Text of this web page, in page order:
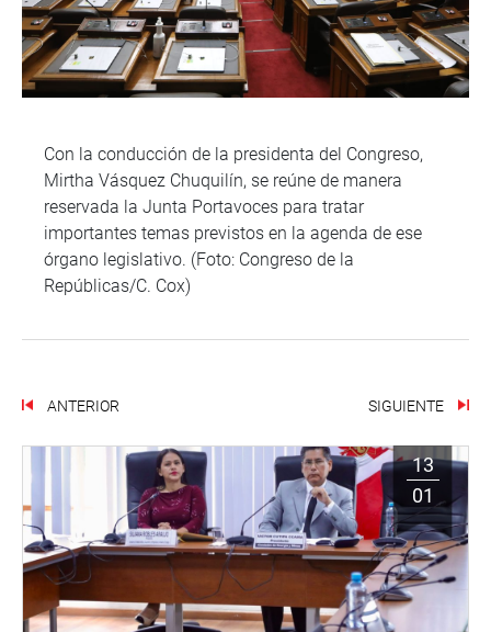
Con la conducción de la presidenta del Congreso,
Mirtha Vásquez Chuquilín, se reúne de manera
reservada la Junta Portavoces para tratar
importantes temas previstos en la agenda de ese
órgano legislativo. (Foto: Congreso de la
Repúblicas/C. Cox)
ANTERIOR SIGUIENTE
13
01